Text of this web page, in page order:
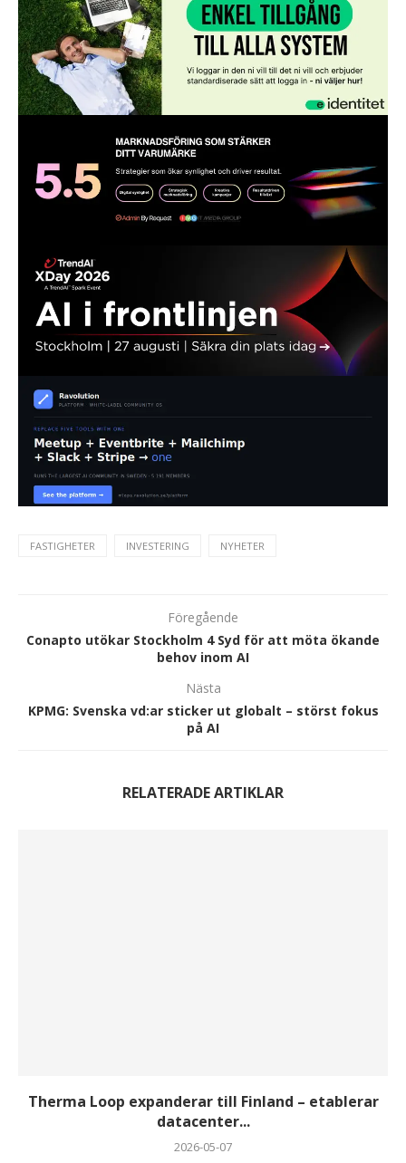
FASTIGHETER INVESTERING NYHETER
Föregående
Conapto utökar Stockholm 4 Syd för att möta ökande
behov inom AI
Nästa
KPMG: Svenska vd:ar sticker ut globalt – störst fokus
på AI
RELATERADE ARTIKLAR
Therma Loop expanderar till Finland – etablerar
datacenter...
2026-05-07